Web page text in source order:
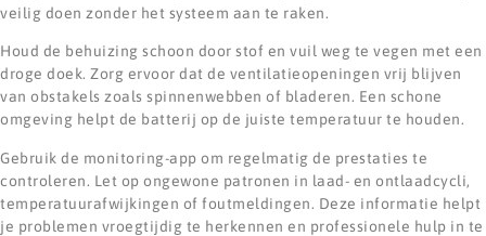
veilig doen zonder het systeem aan te raken.
Houd de behuizing schoon door stof en vuil weg te vegen met een
droge doek. Zorg ervoor dat de ventilatieopeningen vrij blijven
van obstakels zoals spinnenwebben of bladeren. Een schone
omgeving helpt de batterij op de juiste temperatuur te houden.
Gebruik de monitoring-app om regelmatig de prestaties te
controleren. Let op ongewone patronen in laad- en ontlaadcycli,
temperatuurafwijkingen of foutmeldingen. Deze informatie helpt
je problemen vroegtijdig te herkennen en professionele hulp in te